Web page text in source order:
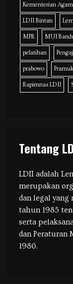
Kementerian
LDII Bintan
MPR MUI
pelatihan
prabowo
Rapimnas LDII
Tentang
LDII adalah
merupakan
dan legal
tahun 1985
serta
dan Peraturan
1986.